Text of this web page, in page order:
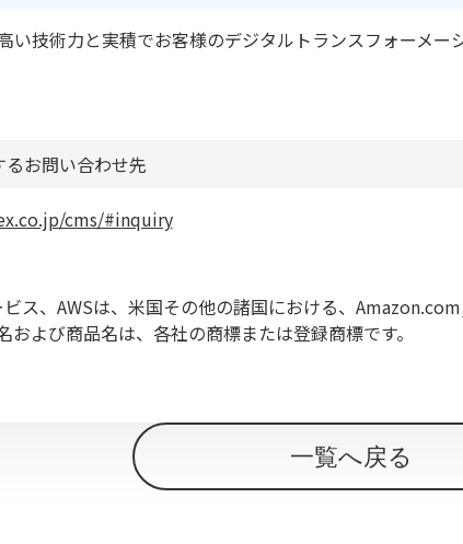
い技術力と実積でお客様のデジタルトランスフォーメー
お問い合わせ先
cms/#inquiry
ス、AWSは、米国その他の諸国における、
よび商品名は、各社の商標または登録商標です。
一覧へ戻る